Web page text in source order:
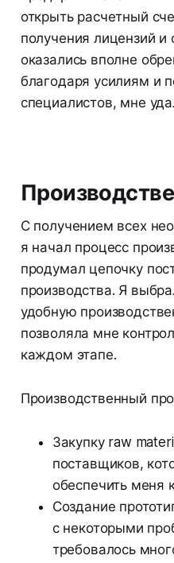
открыть расчетный
получения лицензий и
оказались вполне
благодаря усилиям и
специалистов, мне
С получением всех
я начал процесс
продумал цепочку
производства. Я
удобную
позволяла мне
каждом этапе.
Производственный
Закупку raw
поставщиков,
обеспечить меня
Создание
с некоторыми
требовалось